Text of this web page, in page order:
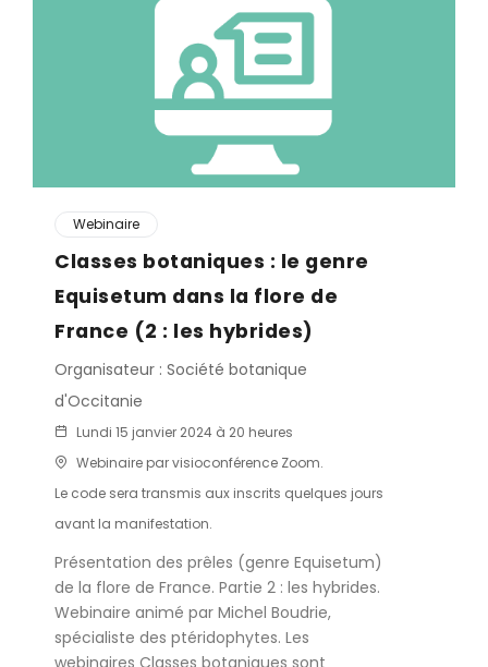
Webinaire
Classes botaniques : le genre
Equisetum dans la flore de
France (2 : les hybrides)
Organisateur : Société botanique
d'Occitanie
Lundi 15 janvier 2024 à 20 heures
Webinaire par visioconférence Zoom.
Le code sera transmis aux inscrits quelques jours
avant la manifestation.
Présentation des prêles (genre Equisetum)
de la flore de France. Partie 2 : les hybrides.
Webinaire animé par Michel Boudrie,
spécialiste des ptéridophytes. Les
webinaires Classes botaniques sont